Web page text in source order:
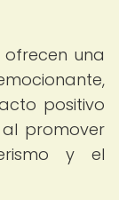
una
positivo
promover
y el